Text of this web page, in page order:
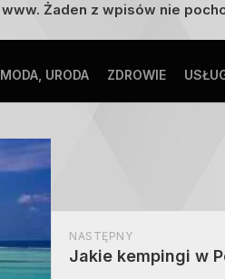
Żaden z wpisów nie
MODA, URODA ZDROWIE
NASTĘPNY